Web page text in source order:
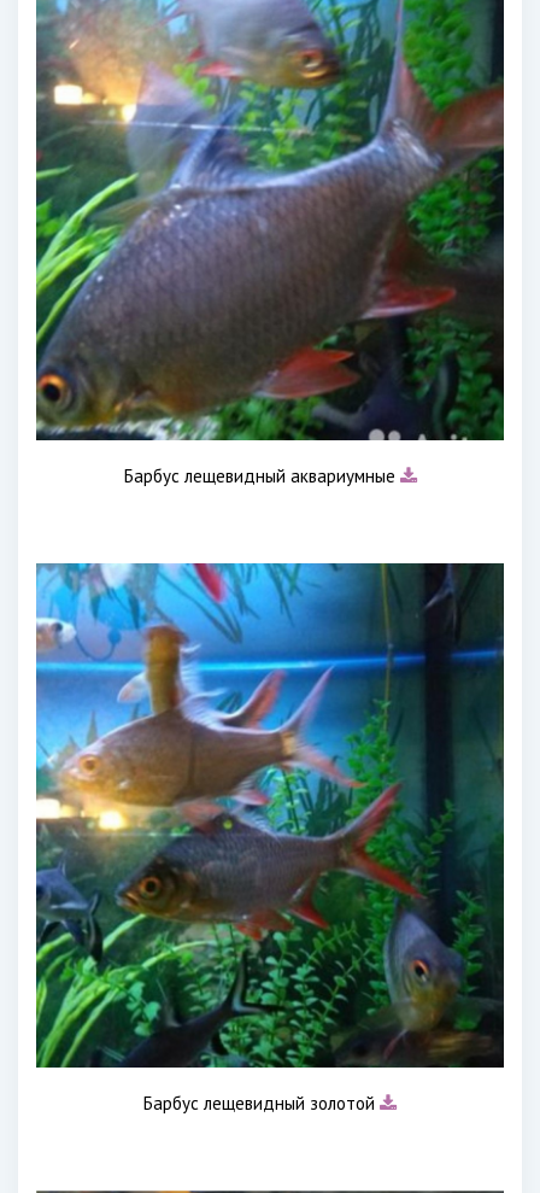
Барбус лещевидный аквариумные
Барбус лещевидный золотой